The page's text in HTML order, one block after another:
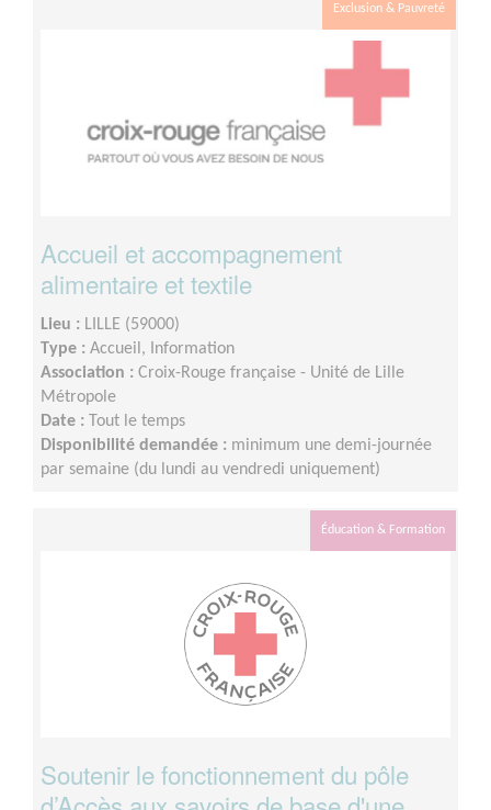
Exclusion & Pauvreté
Accueil et accompagnement
alimentaire et textile
Lieu : LILLE (59000)
Type : Accueil, Information
Association : Croix-Rouge française - Unité de Lille
Métropole
Date : Tout le temps
Disponibilité demandée : minimum une demi-journée
par semaine (du lundi au vendredi uniquement)
Éducation & Formation
Soutenir le fonctionnement du pôle